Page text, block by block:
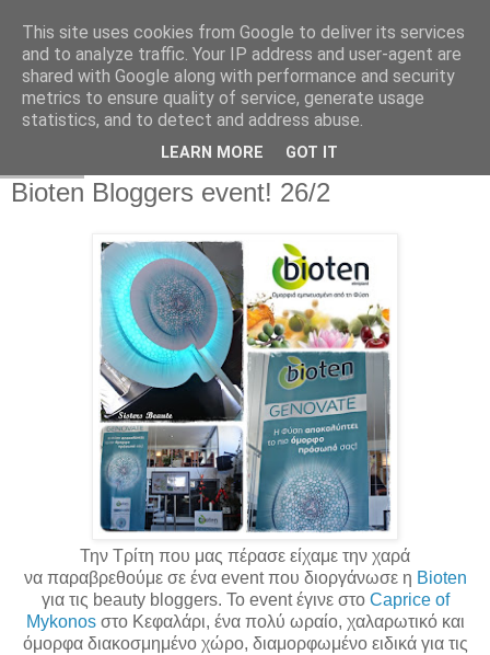
Bioten Bloggers event! 26/2
Την Τρίτη που μας πέρασε είχαμε την χαρά
να παραβρεθούμεσε ένα event που διοργάνωσε η Bioten
για τις beauty bloggers. Το event έγινε στο Caprice of
Mykonosστο Κεφαλάρι, ένα πολύ ωραίο, χαλαρωτικό και
όμορφα διακοσμημένο χώρο, διαμορφωμένοειδικά για τις
This site uses cookies from Google to deliver its services
and to analyze traffic. Your IP address and user-agent are
shared with Google along with performance and security
metrics to ensure quality of service, generate usage
statistics, and to detect and address abuse.
LEARN MORE GOT IT